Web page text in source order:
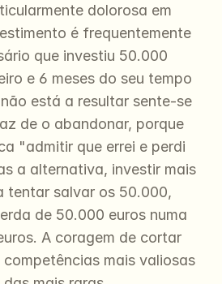
dolorosa em
é frequentemente
que investiu 50.000
e 6 meses do seu tempo
está a resultar sente-se
de o abandonar, porque
"admitir que errei e perdi
a alternativa, investir mais
tentar salvar os 50.000,
de 50.000 euros numa
A coragem de cortar
mais valiosas